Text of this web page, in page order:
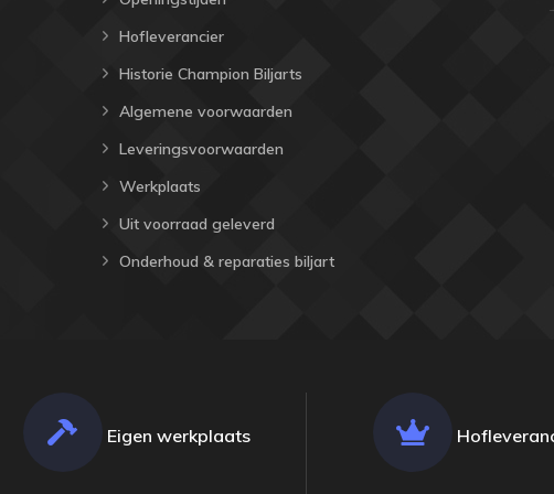
Hofleverancier
Historie Champion Biljarts
Algemene voorwaarden
Leveringsvoorwaarden
Werkplaats
Uit voorraad geleverd
Onderhoud & reparaties biljart
Eigen werkplaats